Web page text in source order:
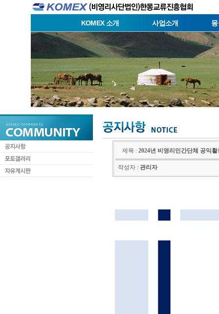
KOMEX 소개 사업소개
제목 : 2024년 비영리민간단체 공익
작성자 : 관리자